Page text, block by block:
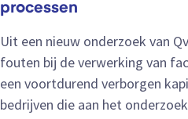
processen
Uit een nieuw onderzoek van
fouten bij de verwerking van
een voortdurend verborgen
bedrijven die aan het